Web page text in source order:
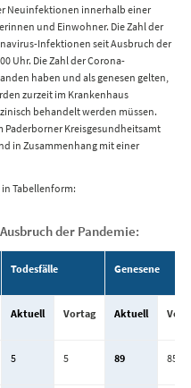
Neuinfektionen innerhalb einer
und Einwohner. Die Zahl der
Infektionen seit Ausbruch der
Uhr. Die Zahl der Corona-
haben und als genesen gelten,
zurzeit im Krankenhaus
behandelt werden müssen.
Paderborner Kreisgesundheitsamt
in Zusammenhang mit einer
in Tabellenform:
der Pandemie:
Todesfälle Genesene
Aktuell Vortag Aktuell
5 5 89 85